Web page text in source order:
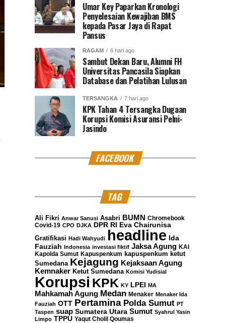
Umar Key Paparkan Kronologi
Penyelesaian Kewajiban BMS
kepada Pasar Jaya di Rapat
Pansus
RAGAM 6 hari ago
Sambut Dekan Baru, Alumni FH
Universitas Pancasila Siapkan
Database dan Pelatihan Lulusan
TERSANGKA 7 hari ago
KPK Tahan 4 Tersangka Dugaan
Korupsi Komisi Asuransi Pelni-
Jasindo
FACEBOOK
TAG
Ali Fikri Anwar Sanusi Asabri BUMN Chromebook
Covid-19 CPO DJKA DPR RI
Eva Chairunisa
Gratifikasi Hadi Wahyudi headline Ida
Fauziah Indonesia investasi fiktif Jaksa Agung KAI
Kapolda Sumut Kapuspenkum kapuspenkum ketut
Sumedana Kejagung Kejaksaan Agung
Kemnaker Ketut Sumedana Komisi Yudisial
Korupsi KPK KY LPEI MA
Mahkamah Agung Medan Menaker Menaker Ida
Fauziah OTT Pertamina Polda Sumut PT
Taspen suap Sumatera Utara Sumut Syahrul Yasin
Limpo TPPU Yaqut Cholil Qoumas